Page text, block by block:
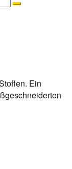
Search
Ein